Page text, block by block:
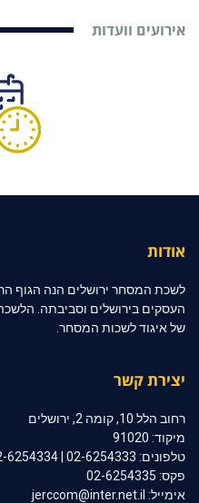
אירועים וועדות
אודות
לשכת המסחר ירושלים הנה הגוף
העסקים בירושלים וסביבתה.
של איגוד לשכות המסחר.
יצירת קשר
רחוב הלל 10, קומה 2, ירושלים
מיקוד: 91020
טלפונים: 02-6254333 | 02-6254334
פקס: 02-6254335
אימייל: jerccom@inter.net.il